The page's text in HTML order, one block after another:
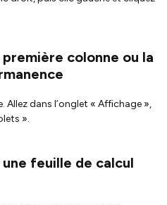
colonne ou la
Allez dans l’onglet « Affichage »,
».
feuille de calcul